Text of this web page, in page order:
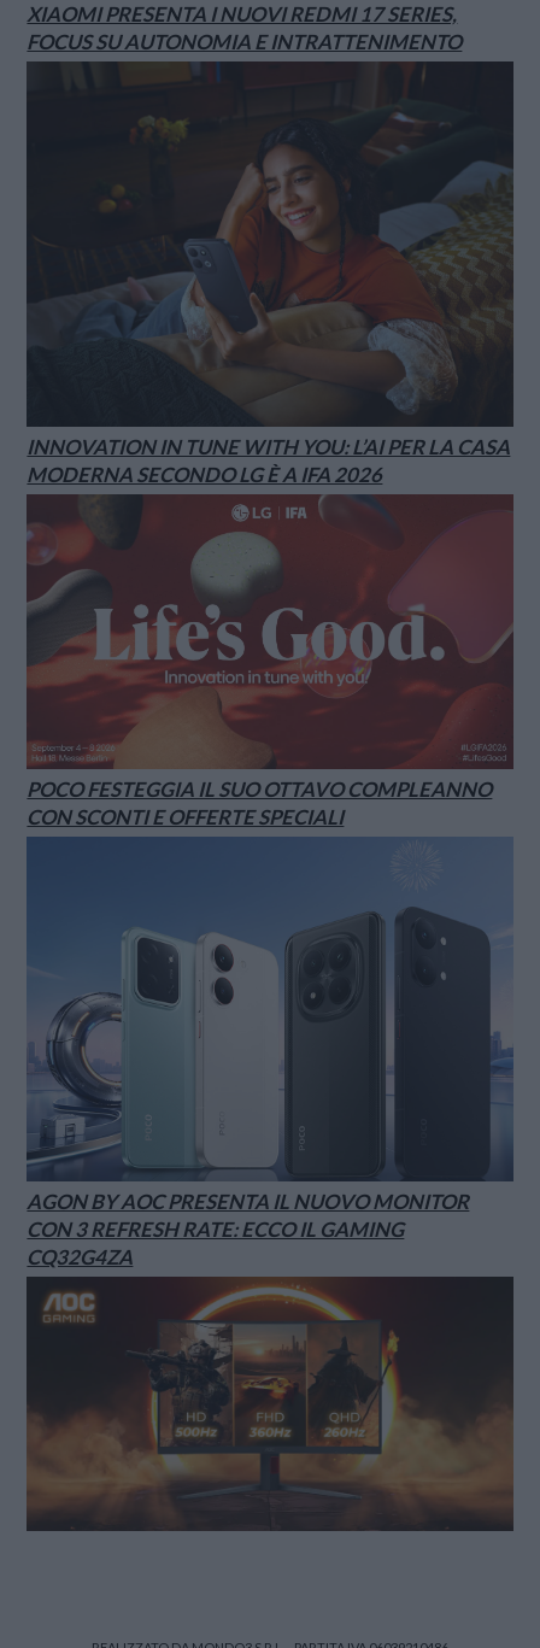
XIAOMI PRESENTA I NUOVI REDMI 17 SERIES,
FOCUS SU AUTONOMIA E INTRATTENIMENTO
INNOVATION IN TUNE WITH YOU: L’AI PER LA CASA
MODERNA SECONDO LG È A IFA 2026
POCO FESTEGGIA IL SUO OTTAVO COMPLEANNO
CON SCONTI E OFFERTE SPECIALI
AGON BY AOC PRESENTA IL NUOVO MONITOR
CON 3 REFRESH RATE: ECCO IL GAMING
CQ32G4ZA